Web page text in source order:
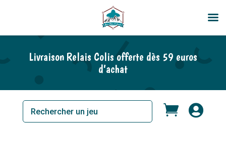
Livraison Relais Colis offerte dès 59 euros
d’achat
 